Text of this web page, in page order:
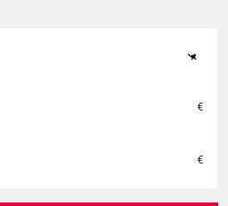
×
€
€